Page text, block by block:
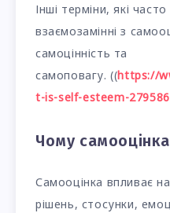
Інші терміни, які
взаємозамінні з
самоцінність та
самоповагу. ((https://
t-is-self-esteem-
Чому
Самооцінка впливає
рішень, стосунки,